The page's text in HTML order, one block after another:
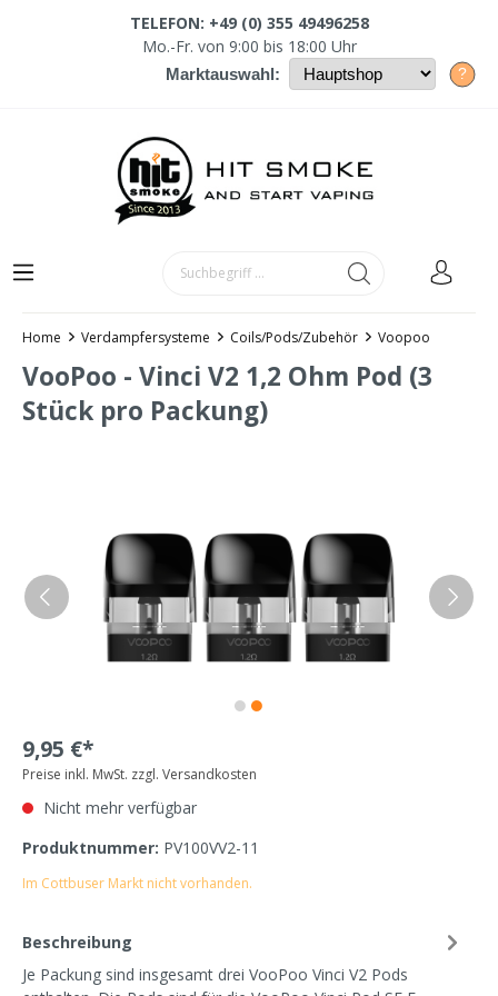
TELEFON: +49 (0) 355 49496258
Mo.-Fr. von 9:00 bis 18:00 Uhr
Marktauswahl: ?
Home Verdampfersysteme Coils/Pods/Zubehör Voopoo
VooPoo - Vinci V2 1,2 Ohm Pod (3
Stück pro Packung)
9,95 €*
Preise inkl. MwSt. zzgl. Versandkosten
Nicht mehr verfügbar
Produktnummer: PV100VV2-11
Im Cottbuser Markt nicht vorhanden.
Beschreibung
Je Packung sind insgesamt drei VooPoo Vinci V2 Pods